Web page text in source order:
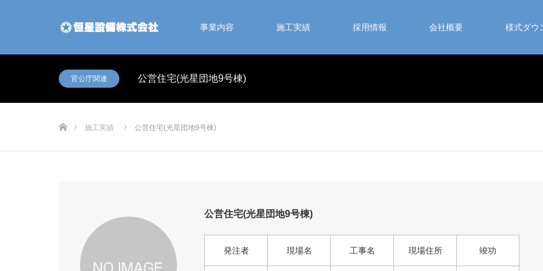
事業内容 施工実績 採用情報 会社概要 様式ダウ
官公庁関連 公営住宅(光星団地9号棟)
施工実績 公営住宅(光星団地9号棟)
公営住宅(光星団地9号棟)
発注者 現場名 工事名 現場住所 竣功